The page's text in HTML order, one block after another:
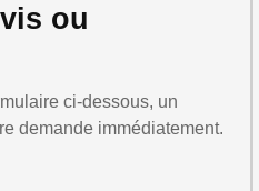
ou
ci-dessous, un
demande immédiatement.